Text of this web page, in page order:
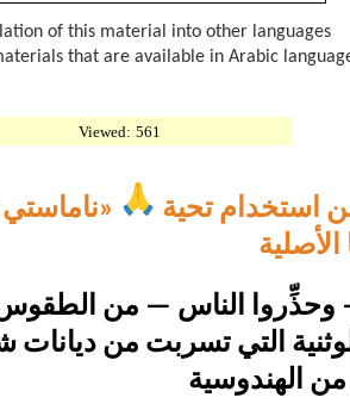
of this material into other languages
that are available in Arabic
Viewed: 561
استخدام تحية
الأصلية
وحذِّروا الناس — من
التي تسربت من ديانات
الهندوسية